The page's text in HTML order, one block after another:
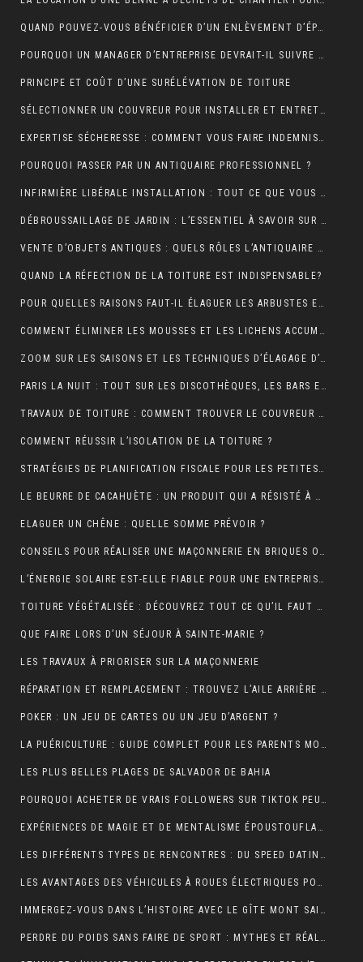
QUAND POUVEZ-VOUS BÉNÉFICIER D’UN ENLÈVEMENT D’ÉPAVE GRATUIT EN FRANCE ? : GUIDE COMPLET
POURQUOI UN MANAGER D’ENTREPRISE DEVRAIT-IL SUIVRE UNE FORMATION EN COMMUNICATION ?
PRINCIPE ET COÛT D’UNE SURÉLÉVATION DE TOITURE
SÉLECTIONNER UN COUVREUR POUR INSTALLER ET ENTRETENIR VOTRE TOIT
EXPERTISE SÉCHERESSE : COMMENT VOUS FAIRE INDEMNISER PAR VOTRE ASSURANCE HABITATION ?
POURQUOI PASSER PAR UN ANTIQUAIRE PROFESSIONNEL ?
INFIRMIÈRE LIBÉRALE INSTALLATION : TOUT CE QUE VOUS DEVEZ SAVOIR
DÉBROUSSAILLAGE DE JARDIN : L’ESSENTIEL À SAVOIR SUR CETTE OPÉRATION
VENTE D’OBJETS ANTIQUES : QUELS RÔLES L’ANTIQUAIRE ASSURE-T-IL ?
QUAND LA RÉFECTION DE LA TOITURE EST INDISPENSABLE?
POUR QUELLES RAISONS FAUT-IL ÉLAGUER LES ARBUSTES ET LES ARBRES ?
COMMENT ÉLIMINER LES MOUSSES ET LES LICHENS ACCUMULÉS SUR LE TOIT ?
ZOOM SUR LES SAISONS ET LES TECHNIQUES D’ÉLAGAGE D’ARBRE
PARIS LA NUIT : TOUT SUR LES DISCOTHÈQUES, LES BARS ET LA VIE NOCTURNE
TRAVAUX DE TOITURE : COMMENT TROUVER LE COUVREUR IDÉAL?
COMMENT RÉUSSIR L’ISOLATION DE LA TOITURE ?
STRATÉGIES DE PLANIFICATION FISCALE POUR LES PETITES ET MOYENNES ENTREPRISES
LE BEURRE DE CACAHUÈTE : UN PRODUIT QUI A RÉSISTÉ À TOUTES LES GÉNÉRATIONS
ELAGUER UN CHÊNE : QUELLE SOMME PRÉVOIR ?
CONSEILS POUR RÉALISER UNE MAÇONNERIE EN BRIQUES OU EN PARPAINGS
L’ÉNERGIE SOLAIRE EST-ELLE FIABLE POUR UNE ENTREPRISE ?
TOITURE VÉGÉTALISÉE : DÉCOUVREZ TOUT CE QU’IL FAUT RETENIR À CE SUJET
QUE FAIRE LORS D’UN SÉJOUR À SAINTE-MARIE ?
LES TRAVAUX À PRIORISER SUR LA MAÇONNERIE
RÉPARATION ET REMPLACEMENT : TROUVEZ L’AILE ARRIÈRE PARFAITE POUR RESTAURER VOTRE VÉHICULE
POKER : UN JEU DE CARTES OU UN JEU D’ARGENT ?
LA PUÉRICULTURE : GUIDE COMPLET POUR LES PARENTS MODERNES.
LES PLUS BELLES PLAGES DE SALVADOR DE BAHIA
POURQUOI ACHETER DE VRAIS FOLLOWERS SUR TIKTOK PEUT AIDER À DÉVELOPPER VOTRE COMPTE RAPIDEMENT ?
EXPÉRIENCES DE MAGIE ET DE MENTALISME ÉPOUSTOUFLANTES EN SUISSE ROMANDE
LES DIFFÉRENTS TYPES DE RENCONTRES : DU SPEED DATING AUX RENCONTRES EN LIGNE, QUELLES SONT LES OPTIONS DISPONIBLES ?
LES AVANTAGES DES VÉHICULES À ROUES ÉLECTRIQUES POUR L’ENVIRONNEMENT.
IMMERGEZ-VOUS DANS L’HISTOIRE AVEC LE GÎTE MONT SAINT MICHEL
PERDRE DU POIDS SANS FAIRE DE SPORT : MYTHES ET RÉALITÉS